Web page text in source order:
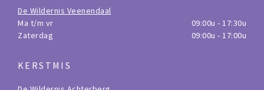
De Wildernis Veenendaal
Ma t/m vr
09:00u - 17:30u
Zaterdag
09:00u - 17:00u
KERSTMIS